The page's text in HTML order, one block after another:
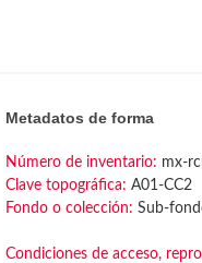
Metadatos de forma
Número de inventario: mx-
Clave topográfica: A01-CC2
Fondo o colección: Sub-
Condiciones de acceso,